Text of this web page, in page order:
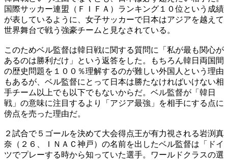
国際サッカー連盟（ＦＩＦＡ）ランキング１０位という成績
が表しているように、女子サッカーで日本はアジアを越えて
世界舞台で戦う強豪チームと見なされている。
このためベル監督は韓日戦に関する質問に「私が最も関心が
あるのは勝利だけ」という返答をした。もちろん韓日両国間
の歴史問題を１００％理解するのが難しい外国人という理由
もあるが、ベル監督にとって日本は勝たなければいけない相
手チーム以上でも以下でもないからだ。ベル監督が「韓日
戦」の意味に注目するより「アジア最強」を相手にする点に
傍点を売った理由だ。
２試合で５ゴールを決めて大会得点王が有力視される岩渕真
奈（２６、ＩＮＡＣ神戸）の名前を出したベル監督は「ドイ
ツでプレーする時から知っていた選手。ワールドクラスの選